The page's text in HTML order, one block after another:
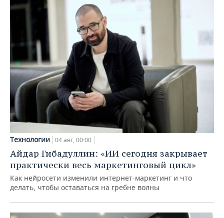
Технологии 04 авг, 00:00
Айдар Гибадуллин: «ИИ сегодня закрывает
практически весь маркетинговый цикл»
Как нейросети изменили интернет-маркетинг и что
делать, чтобы оставаться на гребне волны